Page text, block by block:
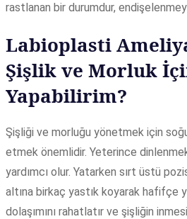
rastlanan bir durumdur,
Labioplasti
Şişlik ve Morluk
Yapabilirim?
Şişliği ve morluğu yönetmek için
etmek önemlidir. Yeterince
yardımcı olur. Yatarken sırt üstü
altına birkaç yastık koyarak hafifçe
dolaşımını rahatlatır ve şişliğin